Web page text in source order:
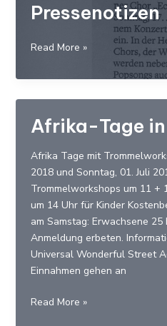
Ghana
genommen
Pressenotizen
Pressenotizen
Read More »
Afrika-Tage
Afrika Tage mit
2018 und Sonntag, 01. Juli
Trommelworkshops um 11 +
um 14 Uhr für Kinder
am Samstag: Erwachsene 25
Anmeldung erbeten.
Universal Wonderful Street
Einnahmen gehen an
Afrika-
Read More »